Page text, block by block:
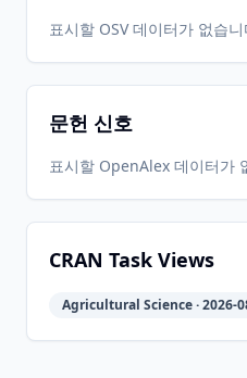
표시할 OSV 데이터가 없습니
문헌 신호
표시할 OpenAlex 데이터가
CRAN Task Views
Agricultural Science · 2026-